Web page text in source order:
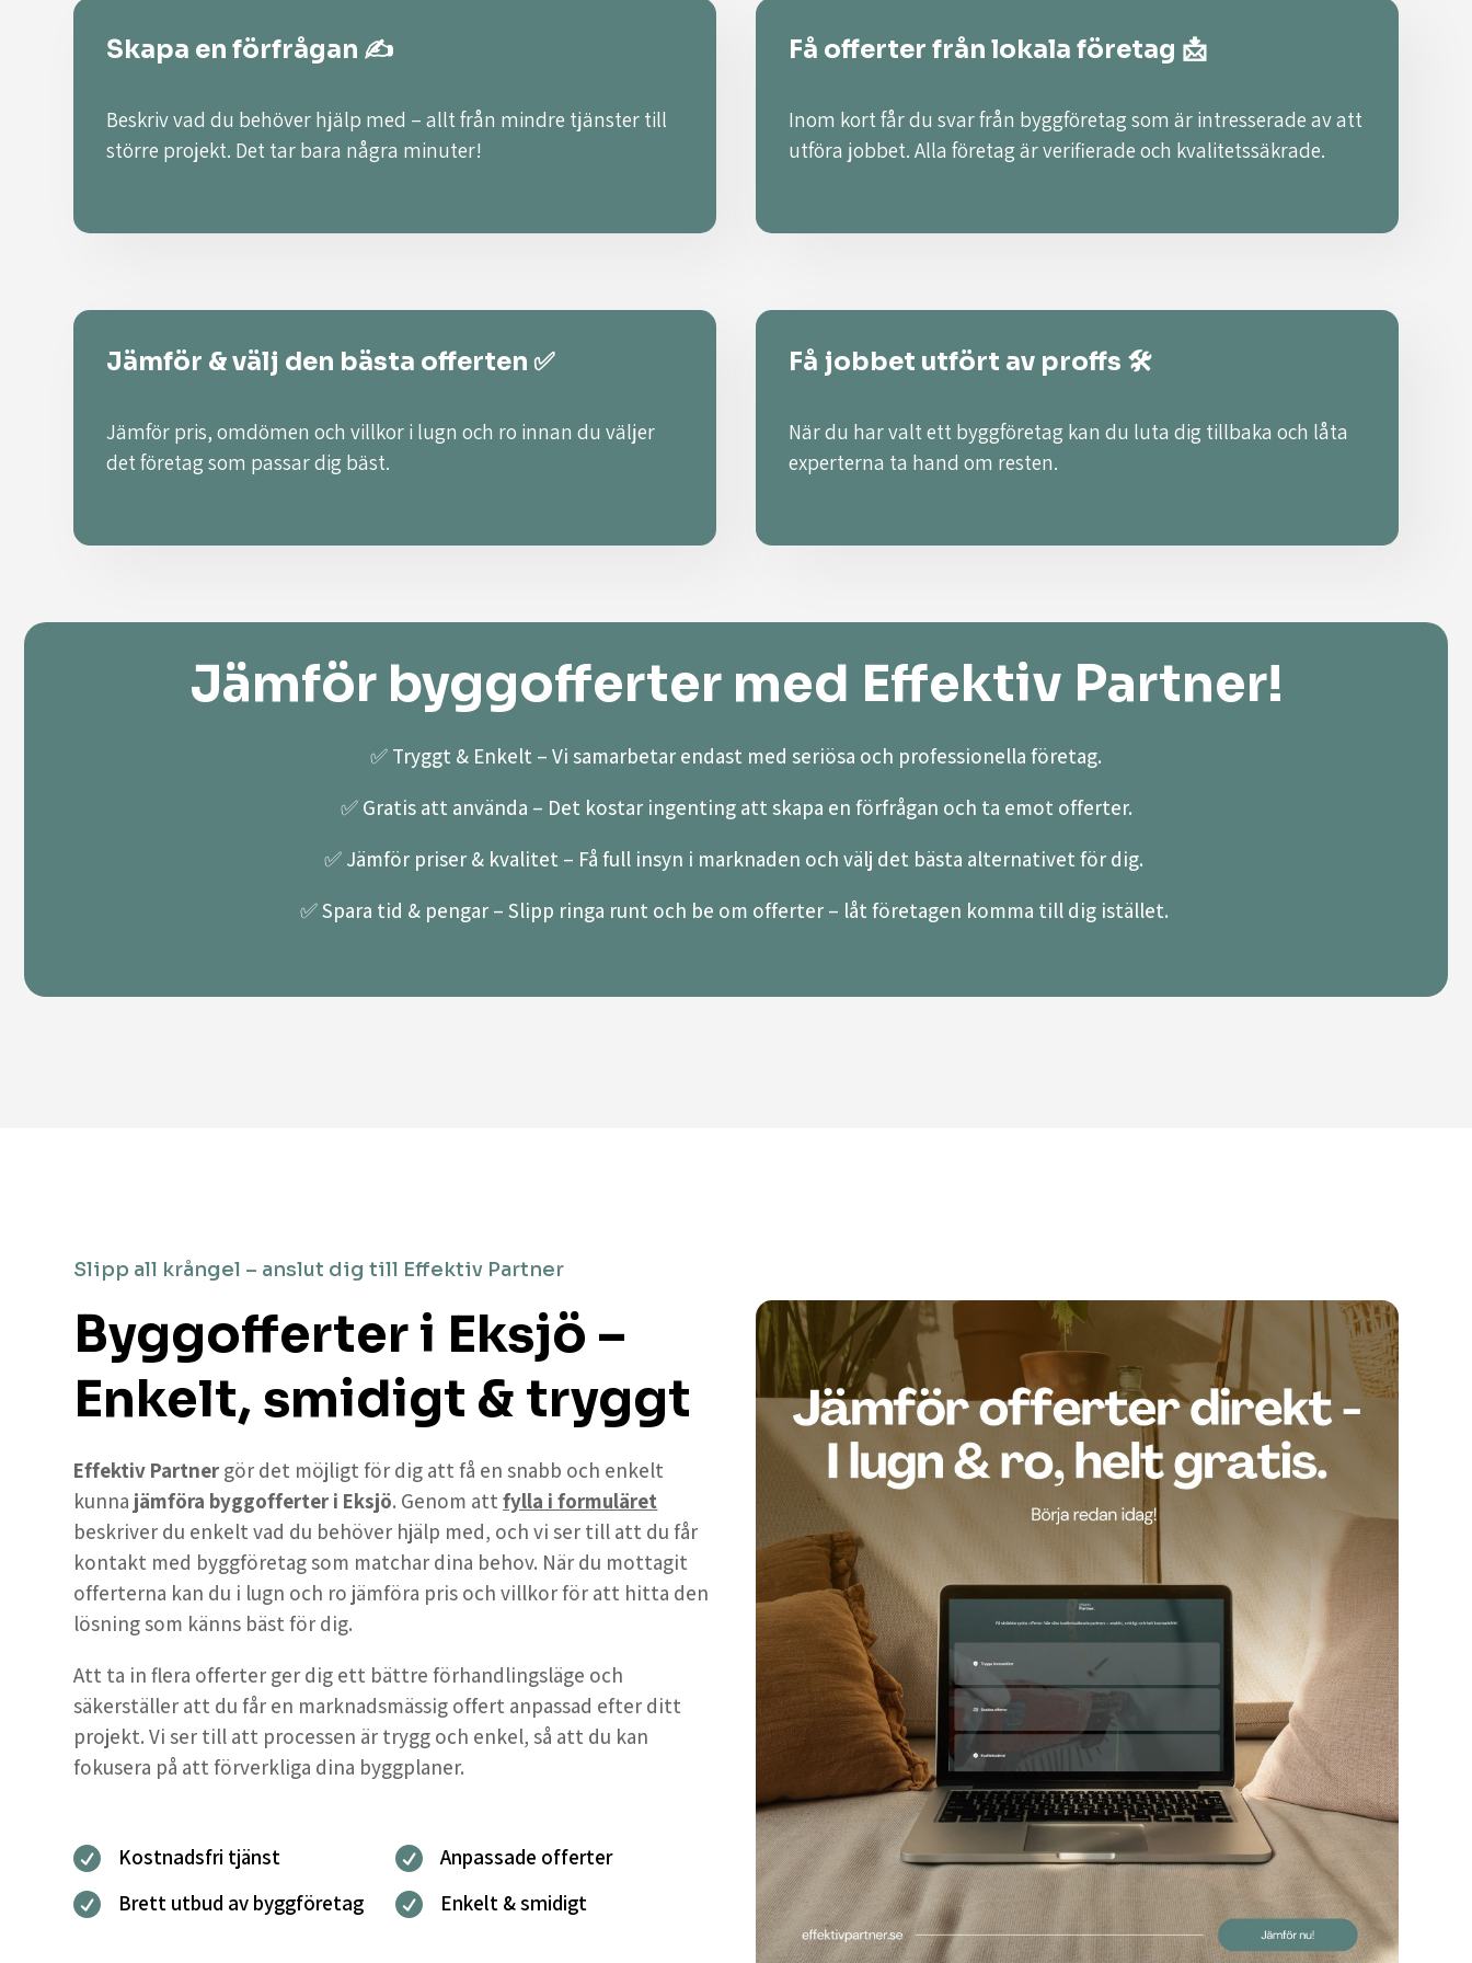
Skapa en förfrågan ✍️
Beskriv vad du behöver hjälp med – allt från mindre tjänster till
större projekt. Det tar bara några minuter!
Få offerter från lokala företag 📩
Inom kort får du svar från byggföretag som är intresserade av att
utföra jobbet. Alla företag är verifierade och kvalitetssäkrade.
Jämför & välj den bästa offerten ✅
Jämför pris, omdömen och villkor i lugn och ro innan du väljer
det företag som passar dig bäst.
Få jobbet utfört av proffs 🛠️
När du har valt ett byggföretag kan du luta dig tillbaka och låta
experterna ta hand om resten.
Jämför byggofferter med Effektiv Partner!
✅ Tryggt & Enkelt – Vi samarbetar endast med seriösa och professionella företag.
✅ Gratis att använda – Det kostar ingenting att skapa en förfrågan och ta emot offerter.
✅ Jämför priser & kvalitet – Få full insyn i marknaden och välj det bästa alternativet för dig.
✅ Spara tid & pengar – Slipp ringa runt och be om offerter – låt företagen komma till dig istället.
Slipp all krångel – anslut dig till Effektiv Partner
Byggofferter i Eksjö –
Enkelt, smidigt & tryggt
Effektiv Partner gör det möjligt för dig att få en snabb och enkelt
kunna jämföra byggofferter i Eksjö. Genom attfylla i formuläret
beskriver du enkelt vad du behöver hjälp med, och vi ser till att du får
kontakt med byggföretag som matchar dina behov. När du mottagit
offerterna kan du i lugn och ro jämföra pris och villkor för att hitta den
lösning som känns bäst för dig.
Att ta in flera offerter ger dig ett bättre förhandlingsläge och
säkerställer att du får en marknadsmässig offert anpassad efter ditt
projekt. Vi ser till att processen är trygg och enkel, så att du kan
fokusera på att förverkliga dina byggplaner.
 Kostnadsfri tjänst  Anpassade offerter
 Brett utbud av byggföretag  Enkelt & smidigt